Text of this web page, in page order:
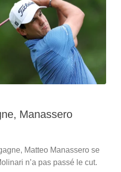
Manassero
Matteo Manassero se
n’a pas passé le cut.